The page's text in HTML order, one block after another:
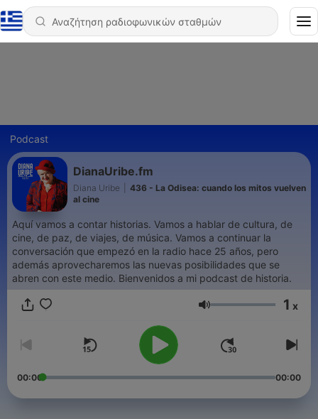
Podcast
DianaUribe.fm
Diana Uribe
436 - La Odisea: cuando los mitos vuelven
al cine
Aquí vamos a contar historias. Vamos a hablar de cultura, de
cine, de paz, de viajes, de música. Vamos a continuar la
conversación que empezó en la radio hace 25 años, pero
además aprovecharemos las nuevas posibilidades que se
abren con este medio. Bienvenidos a mi podcast de historia.
Ένταση 1 x
00:00 00:00